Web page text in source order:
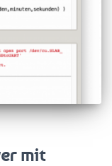
mit